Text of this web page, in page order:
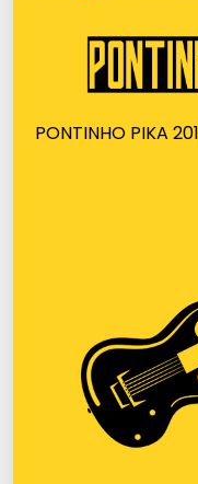
PONTINHO PIKA